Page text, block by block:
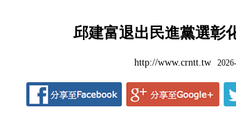
邱建富退出民進黨選彰
http://www.crntt.tw2026-